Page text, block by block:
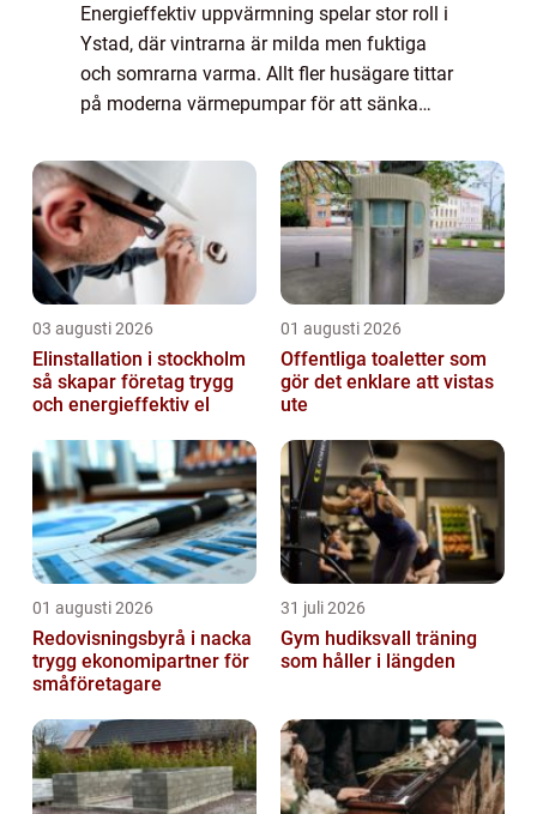
Energieffektiv uppvärmning spelar stor roll i
Ystad, där vintrarna är milda men fuktiga
och somrarna varma. Allt fler husägare tittar
på moderna värmepumpar för att sänka
03 augusti 2026
Elinstallation i stockholm
så skapar företag trygg
och energieffektiv el
01 augusti 2026
Offentliga toaletter som
gör det enklare att vistas
ute
01 augusti 2026
Redovisningsbyrå i nacka
trygg ekonomipartner för
småföretagare
31 juli 2026
Gym hudiksvall träning
som håller i längden